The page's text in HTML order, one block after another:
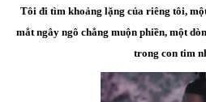
Tôi đi tìm khoảng lặng của riêng tôi,
mắt ngây ngô chẳng muộn phiền, một
trong con tim